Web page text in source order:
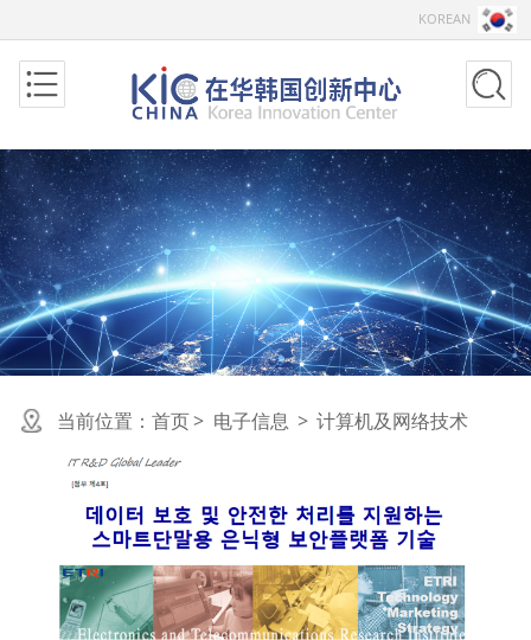
KOREAN
当前位置： 首页> 电子信息 > 计算机及网络技术